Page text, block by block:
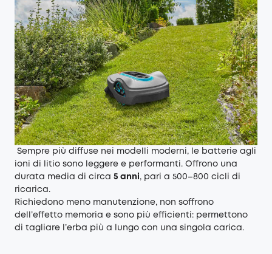
Sempre più diffuse nei modelli moderni, le batterie agli
ioni di litio sono leggere e performanti. Offrono una
durata media di circa 5 anni, pari a 500–800 cicli di
ricarica.
Richiedono meno manutenzione, non soffrono
dell’effetto memoria e sono più efficienti: permettono
di tagliare l’erba più a lungo con una singola carica.